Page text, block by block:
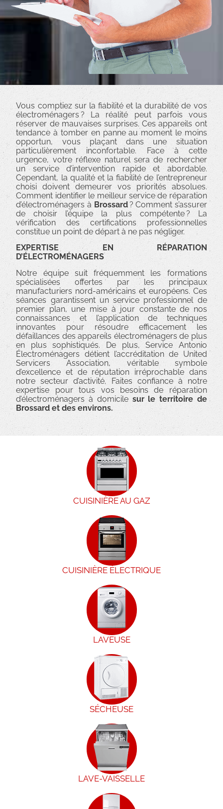
Vous comptiez sur la fiabilité et la durabilité de vos
électroménagers ? La réalité peut parfois vous
réserver de mauvaises surprises. Ces appareils ont
tendance à tomber en panne au moment le moins
opportun, vous plaçant dans une situation
particulièrement inconfortable. Face à cette
urgence, votre réflexe naturel sera de rechercher
un service d’intervention rapide et abordable.
Cependant, la qualité et la fiabilité de l’entrepreneur
choisi doivent demeurer vos priorités absolues.
Comment identifier le meilleur service de réparation
d’électroménagers à Brossard ? Comment s’assurer
de choisir l’équipe la plus compétente ? La
vérification des certifications professionnelles
constitue un point de départ à ne pas négliger.
EXPERTISE EN RÉPARATION
D’ÉLECTROMÉNAGERS
Notre équipe suit fréquemment les formations
spécialisées offertes par les principaux
manufacturiers nord-américains et européens. Ces
séances garantissent un service professionnel de
premier plan, une mise à jour constante de nos
connaissances et l’application de techniques
innovantes pour résoudre efficacement les
défaillances des appareils électroménagers de plus
en plus sophistiqués. De plus, Service Antonio
Électroménagers détient l’accréditation de United
Servicers Association, véritable symbole
d’excellence et de réputation irréprochable dans
notre secteur d’activité. Faites confiance à notre
expertise pour tous vos besoins de réparation
d’électroménagers à domicile sur le territoire de
Brossard et des environs.
CUISINIÈRE AU GAZ
CUISINIÈRE ÉLECTRIQUE
LAVEUSE
SÉCHEUSE
LAVE-VAISSELLE